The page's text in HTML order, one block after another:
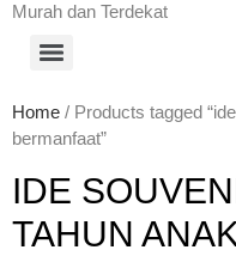
Murah dan Terdekat
Home / Products tagged
bermanfaat”
IDE
TAHUN